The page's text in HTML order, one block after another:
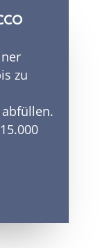
zu